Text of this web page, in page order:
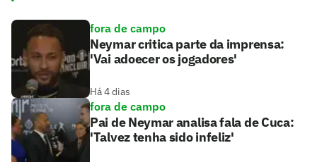
fora de campo
Neymar critica parte da imprensa:
'Vai adoecer os jogadores'
Há 4 dias
fora de campo
Pai de Neymar analisa fala de Cuca:
'Talvez tenha sido infeliz'